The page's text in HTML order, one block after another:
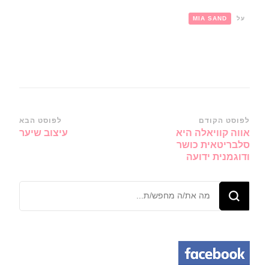
על MIA SAND
ניווט
ברשומות
לפוסט הקודם
אווה קוויאלה היא
סלבריטאית כושר
ודוגמנית ידועה
לפוסט הבא
עיצוב שיער
מחפש/ת
משהו?